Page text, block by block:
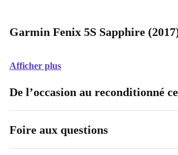
Garmin Fenix 5S Sapphire
Afficher plus
De l’occasion au reconditionné
Foire aux questions